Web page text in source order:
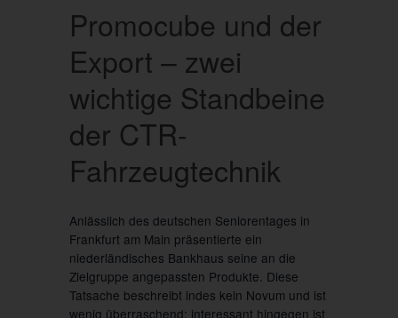
Promocube und der
Export – zwei
wichtige Standbeine
der CTR-
Fahrzeugtechnik
Anlässlich des deutschen Seniorentages in
Frankfurt am Main präsentierte ein
niederländisches Bankhaus seine an die
Zielgruppe angepassten Produkte. Diese
Tatsache beschreibt indes kein Novum und ist
wenig überraschend; interessant hingegen ist